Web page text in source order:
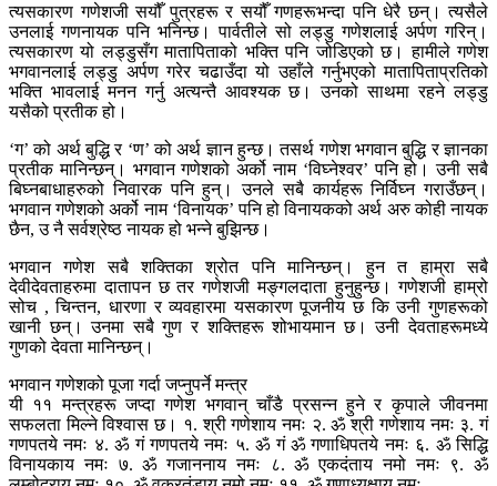
त्यसकारण गणेशजी सयौँ पुत्रहरू र सयौँ गणहरूभन्दा पनि धेरै छन्। त्यसैले
उनलाई गणनायक पनि भनिन्छ। पार्वतीले सो लड्डु गणेशलाई अर्पण गरिन्।
त्यसकारण यो लड्डुसँग मातापिताको भक्ति पनि जोडिएको छ। हामीले गणेश
भगवानलाई लड्डु अर्पण गरेर चढाउँदा यो उहाँले गर्नुभएको मातापिताप्रतिको
भक्ति भावलाई मनन गर्नु अत्यन्तै आवश्यक छ। उनको साथमा रहने लड्डु
यसैको प्रतीक हो।
‘ग’ को अर्थ बुद्धि र ‘ण’ को अर्थ ज्ञान हुन्छ। तसर्थ गणेश भगवान बुद्धि र ज्ञानका
प्रतीक मानिन्छन्। भगवान गणेशको अर्को नाम ‘विघ्नेश्वर’ पनि हो। उनी सबै
बिघ्नबाधाहरुको निवारक पनि हुन्। उनले सबै कार्यहरू निर्विघ्न गराउँछन्।
भगवान गणेशको अर्को नाम ‘विनायक’ पनि हो विनायकको अर्थ अरु कोही नायक
छैन, उ नै सर्वश्रेष्ठ नायक हो भन्ने बुझिन्छ।
भगवान गणेश सबै शक्तिका श्रोत पनि मानिन्छन्। हुन त हाम्रा सबै
देवीदेवताहरुमा दातापन छ तर गणेशजी मङ्गलदाता हुनुहुन्छ। गणेशजी हाम्रो
सोच , चिन्तन, धारणा र व्यवहारमा यसकारण पूजनीय छ कि उनी गुणहरूको
खानी छन्। उनमा सबै गुण र शक्तिहरू शोभायमान छ। उनी देवताहरूमध्ये
गुणको देवता मानिन्छन्।
भगवान गणेशको पूजा गर्दा जप्नुपर्ने मन्त्र
यी ११ मन्त्रहरू जप्दा गणेश भगवान् चाँडै प्रसन्न हुने र कृपाले जीवनमा
सफलता मिल्ने विश्वास छ। १. श्री गणेशाय नमः २. ॐ श्री गणेशाय नमः ३. गं
गणपतये नमः ४. ॐ गं गणपतये नमः ५. ॐ गं ॐ गणाधिपतये नमः ६. ॐ सिद्धि
विनायकाय नमः ७. ॐ गजाननाय नमः ८. ॐ एकदंताय नमो नमः ९. ॐ